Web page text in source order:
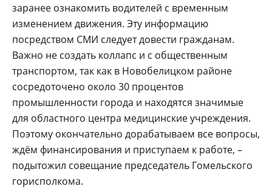
заранее ознакомить водителей с временным
изменением движения. Эту информацию
посредством СМИ следует довести гражданам.
Важно не создать коллапс и с общественным
транспортом, так как в Новобелицком районе
сосредоточено около 30 процентов
промышленности города и находятся значимые
для областного центра медицинские учреждения.
Поэтому окончательно дорабатываем все вопросы,
ждём финансирования и приступаем к работе, –
подытожил совещание председатель Гомельского
горисполкома.